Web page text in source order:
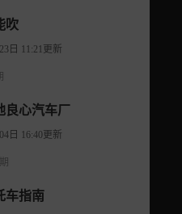
吹
23日 11:21更新
良心汽车厂
日 16:40更新
车指南